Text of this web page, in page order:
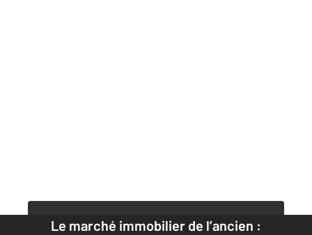
Le marché immobilier de l’ancien :